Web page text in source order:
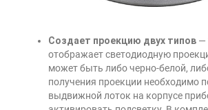
Создает проекцию двух типов —
отображает светодиодную
может быть либо черно-белой,
получения проекции необходимо
выдвижной лоток на корпусе